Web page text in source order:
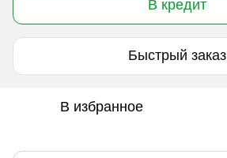
В кредит
Быстрый заказ
В избранное